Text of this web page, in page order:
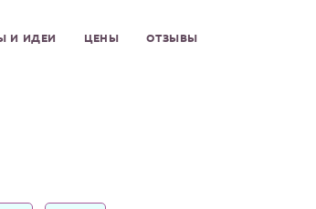
И ИДЕИ ЦЕНЫ ОТЗЫВЫ